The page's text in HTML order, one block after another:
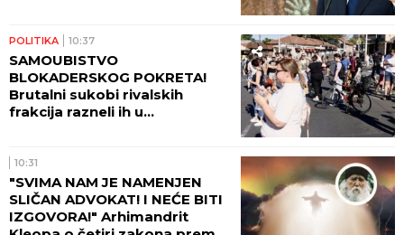
POLITIKA 10:37
SAMOUBISTVO
BLOKADERSKOG POKRETA!
Brutalni sukobi rivalskih
frakcija razneli ih u
10:31
"SVIMA NAM JE NAMENJEN
SLIČAN ADVOKAT! I NEĆE BITI
IZGOVORA!" Arhimandrit